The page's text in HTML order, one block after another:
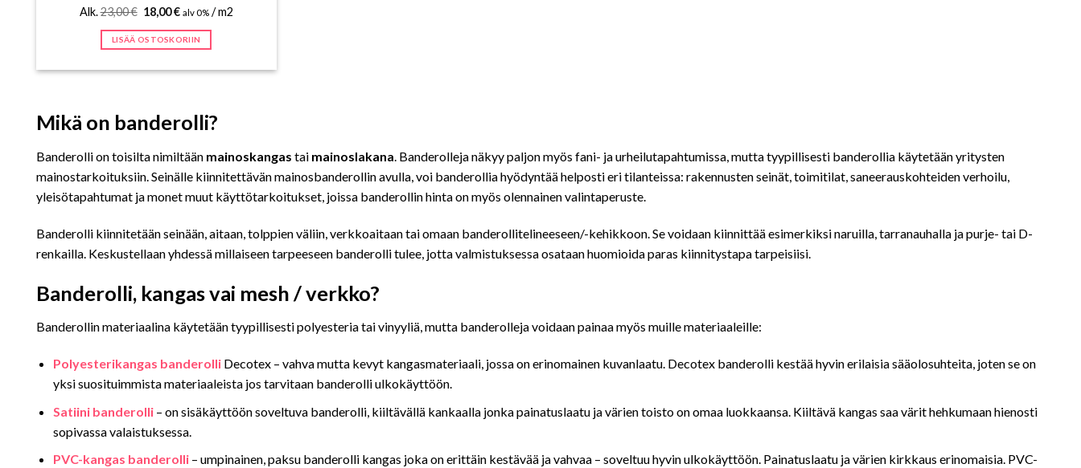
Alk.23,00€ Alkuperäinen
hinta
oli:
23,00 €.
18,00€Nykyinen
on:
18,00 €.
alv 0%/ m2
LISÄÄ OSTOSKORIIN
Mikä on banderolli?
Banderolli on toisilta nimiltään mainoskangas tai mainoslakana. Banderolleja näkyy paljon myös fani- ja urheilutapahtumissa, mutta tyypillisesti banderollia käytetään yritysten
mainostarkoituksiin. Seinälle kiinnitettävän mainosbanderollin avulla, voi banderollia hyödyntää helposti eri tilanteissa: rakennusten seinät, toimitilat, saneerauskohteiden verhoilu,
yleisötapahtumat ja monet muut käyttötarkoitukset, joissa banderollin hinta on myös olennainen valintaperuste.
Banderolli kiinnitetään seinään, aitaan, tolppien väliin, verkkoaitaan tai omaan banderollitelineeseen/-kehikkoon. Se voidaan kiinnittää esimerkiksi naruilla, tarranauhalla ja purje- tai D-
renkailla. Keskustellaan yhdessä millaiseen tarpeeseen banderolli tulee, jotta valmistuksessa osataan huomioida paras kiinnitystapa tarpeisiisi.
Banderolli, kangas vai mesh / verkko?
Banderollin materiaalina käytetään tyypillisesti polyesteria tai vinyyliä, mutta banderolleja voidaan painaa myös muille materiaaleille:
Polyesterikangas banderolliDecotex – vahva mutta kevyt kangasmateriaali, jossa on erinomainen kuvanlaatu. Decotex banderolli kestää hyvin erilaisia sääolosuhteita, joten se on
yksi suosituimmista materiaaleista jos tarvitaan banderolli ulkokäyttöön.
Satiini banderolli– on sisäkäyttöön soveltuva banderolli, kiiltävällä kankaalla jonka painatuslaatu ja värien toisto on omaa luokkaansa. Kiiltävä kangas saa värit hehkumaan hienosti
sopivassa valaistuksessa.
PVC-kangas banderolli– umpinainen, paksu banderolli kangas joka on erittäin kestävää ja vahvaa – soveltuu hyvin ulkokäyttöön. Painatuslaatu ja värien kirkkaus erinomaisia. PVC-